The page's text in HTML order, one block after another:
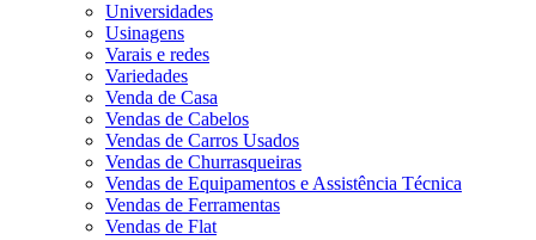
Universidades
Usinagens
Varais e redes
Variedades
Venda de Casa
Vendas de Cabelos
Vendas de Carros Usados
Vendas de Churrasqueiras
Vendas de Equipamentos e Assistência Técnica
Vendas de Ferramentas
Vendas de Flat